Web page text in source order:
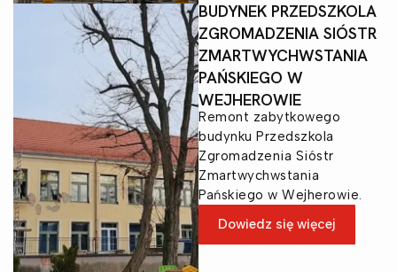
BUDYNEK PRZEDSZKOLA
ZGROMADZENIA SIÓSTR
ZMARTWYCHWSTANIA
PAŃSKIEGO W
WEJHEROWIE
Remont zabytkowego
budynku Przedszkola
Zgromadzenia Sióstr
Zmartwychwstania
Pańskiego w Wejherowie.
Dowiedz się więcej